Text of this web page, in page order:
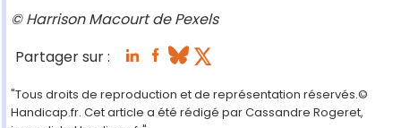
© Harrison Macourt de Pexels
Partager sur :
"Tous droits de reproduction et de représentation réservés.©
Handicap.fr. Cet article a été rédigé par Cassandre Rogeret,